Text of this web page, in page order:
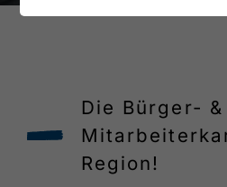
Die Bürger- &
Region!